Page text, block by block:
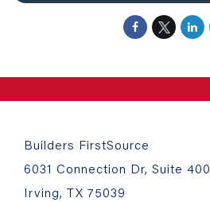
Builders FirstSource
6031 Connection Dr, Suite 400
Irving, TX 75039